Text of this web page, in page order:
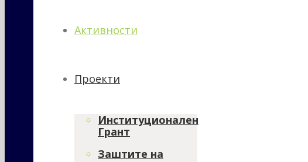
Активности
Проекти
Институционален
Грант
Заштите на